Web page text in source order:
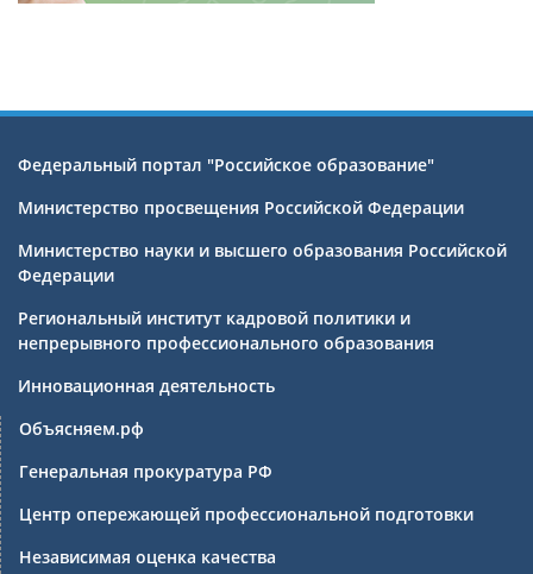
Федеральный портал "Российское образование"
Министерство просвещения Российской Федерации
Министерство науки и высшего образования Российской
Федерации
Региональный институт кадровой политики и
непрерывного профессионального образования
Инновационная деятельность
Объясняем.рф
Генеральная прокуратура РФ
Центр опережающей профессиональной подготовки
Независимая оценка качества